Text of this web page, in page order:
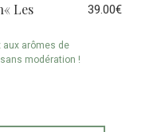
Les
aux arômes de
modération !
39.00€